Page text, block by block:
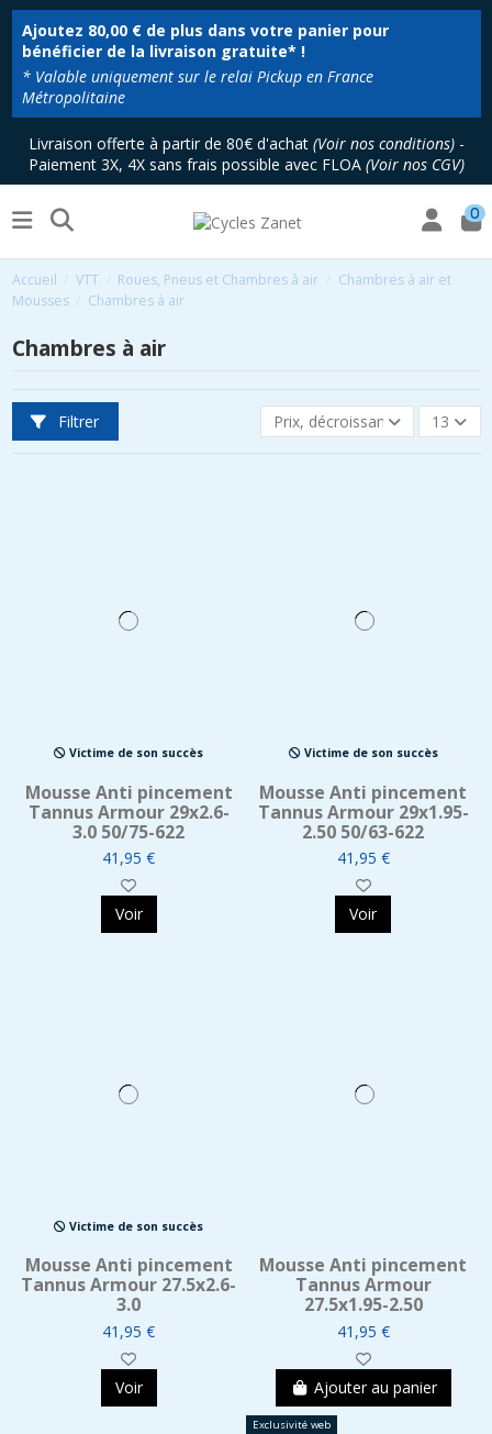
Ajoutez 80,00 €de plus dans votre panier pour
bénéficier de la livraison gratuite* !
* Valable uniquement sur le relai Pickup en France
Métropolitaine
Livraison offerte à partir de 80€ d'achat (Voir nos conditions)-
Paiement 3X, 4X sans frais possible avec FLOA (Voir nos CGV)
0
Accueil VTT Roues, Pneus et Chambres à air
Chambres à air et
Mousses
Chambres à air
Chambres à air
Filtrer Prix, décroissant 13
Victime de son succès
Mousse Anti pincement
Tannus Armour 29x2.6-
3.0 50/75-622
41,95 €
Voir
Victime de son succès
Mousse Anti pincement
Tannus Armour 29x1.95-
2.50 50/63-622
41,95 €
Voir
Victime de son succès
Mousse Anti pincement
Tannus Armour 27.5x2.6-
3.0
41,95 €
Voir
Mousse Anti pincement
Tannus Armour
27.5x1.95-2.50
41,95 €
Ajouter au panier
Exclusivité web